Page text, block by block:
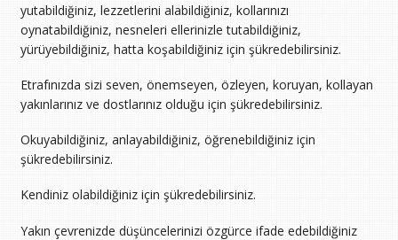
yutabildiğiniz, lezzetlerini alabildiğiniz, kollarınızı
oynatabildiğiniz, nesneleri ellerinizle tutabildiğiniz,
yürüyebildiğiniz, hatta koşabildiğiniz için şükredebilirsiniz.
Etrafınızda sizi seven, önemseyen, özleyen, koruyan, kollayan
yakınlarınız ve dostlarınız olduğu için şükredebilirsiniz.
Okuyabildiğiniz, anlayabildiğiniz, öğrenebildiğiniz için
şükredebilirsiniz.
Kendiniz olabildiğiniz için şükredebilirsiniz.
Yakın çevrenizde düşüncelerinizi özgürce ifade edebildiğiniz